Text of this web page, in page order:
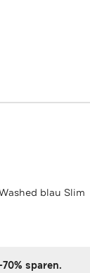
blau Slim
sparen.